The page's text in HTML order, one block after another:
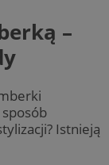
–
Istnieją